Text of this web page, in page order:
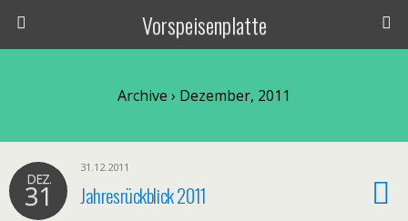
Vorspeisenplatte
Archive › Dezember, 2011
DEZ.
31
31.12.2011
Jahresrückblick 2011